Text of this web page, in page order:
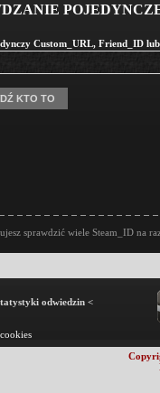
Custom_URL, Friend_ID lub
sprawdzić wiele Steam_ID na
odwiedzin <